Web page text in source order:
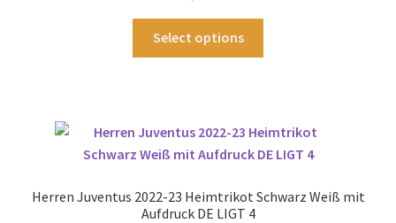
Produktseite
Select options
auf.
Die
können
Herren Juventus 2022-23 Heimtrikot Schwarz Weiß mit
Aufdruck DE LIGT 4